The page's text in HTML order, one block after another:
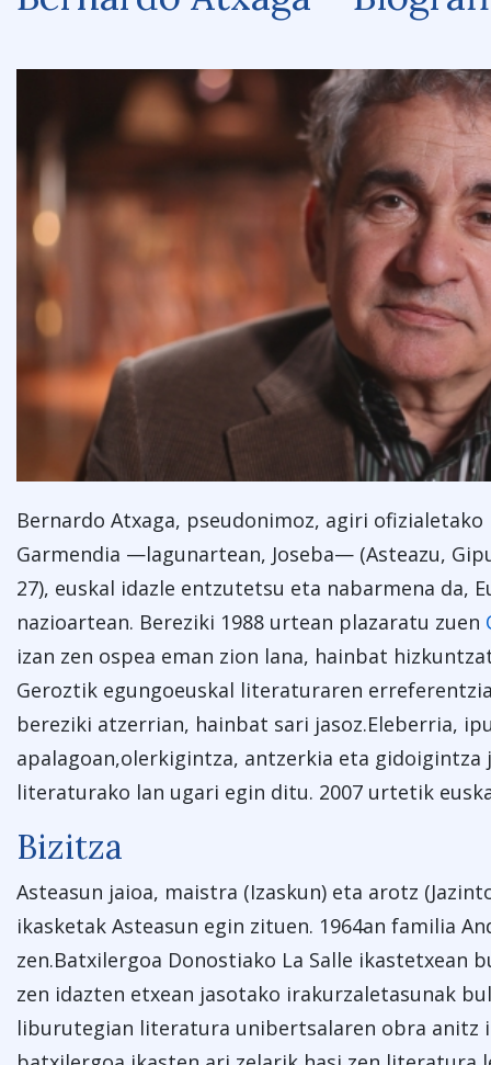
Bernardo Atxaga, pseudonimoz, agiri ofizialetako
Garmendia —lagunartean, Joseba— (Asteazu,
27), euskal idazle entzutetsu eta nabarmena da,
nazioartean. Bereziki 1988 urtean plazaratu zuen
izan zen ospea eman zion lana, hainbat
Geroztik egungoeuskal literaturaren
bereziki atzerrian, hainbat sari jasoz.Eleberria,
apalagoan,olerkigintza, antzerkia eta
literaturako lan ugari egin ditu. 2007 urtetik
Bizitza
Asteasun jaioa, maistra (Izaskun) eta arotz
ikasketak Asteasun egin zituen. 1964an familia
zen.Batxilergoa Donostiako La Salle ikastetxean
zen idazten etxean jasotako irakurzaletasunak
liburutegian literatura unibertsalaren obra anitz